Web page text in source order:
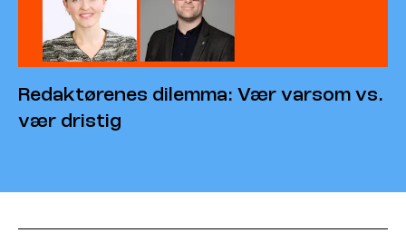
Redaktørenes dilemma: Vær varsom vs.
vær dristig